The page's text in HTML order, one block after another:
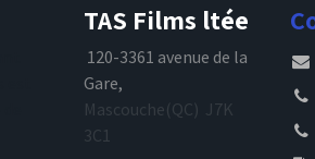
TAS Films ltée
120-3361 avenue de la
Gare,
Mascouche(QC) J7K
3C1